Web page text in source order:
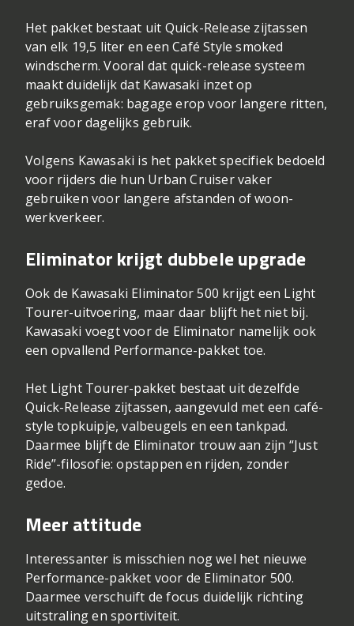
Het pakket bestaat uit Quick-Release zijtassen
van elk 19,5 liter en een Café Style smoked
windscherm. Vooral dat quick-release systeem
maakt duidelijk dat Kawasaki inzet op
gebruiksgemak: bagage erop voor langere ritten,
eraf voor dagelijks gebruik.
Volgens Kawasaki is het pakket specifiek bedoeld
voor rijders die hun Urban Cruiser vaker
gebruiken voor langere afstanden of woon-
werkverkeer.
Eliminator krijgt dubbele upgrade
Ook de Kawasaki Eliminator 500 krijgt een Light
Tourer-uitvoering, maar daar blijft het niet bij.
Kawasaki voegt voor de Eliminator namelijk ook
een opvallend Performance-pakket toe.
Het Light Tourer-pakket bestaat uit dezelfde
Quick-Release zijtassen, aangevuld met een café-
style topkuipje, valbeugels en een tankpad.
Daarmee blijft de Eliminator trouw aan zijn “Just
Ride”-filosofie: opstappen en rijden, zonder
gedoe.
Meer attitude
Interessanter is misschien nog wel het nieuwe
Performance-pakket voor de Eliminator 500.
Daarmee verschuift de focus duidelijk richting
uitstraling en sportiviteit.